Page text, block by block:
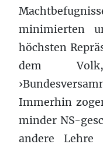
minimierten
höchsten
dem
Immerhin
minder NS-
andere Lehre